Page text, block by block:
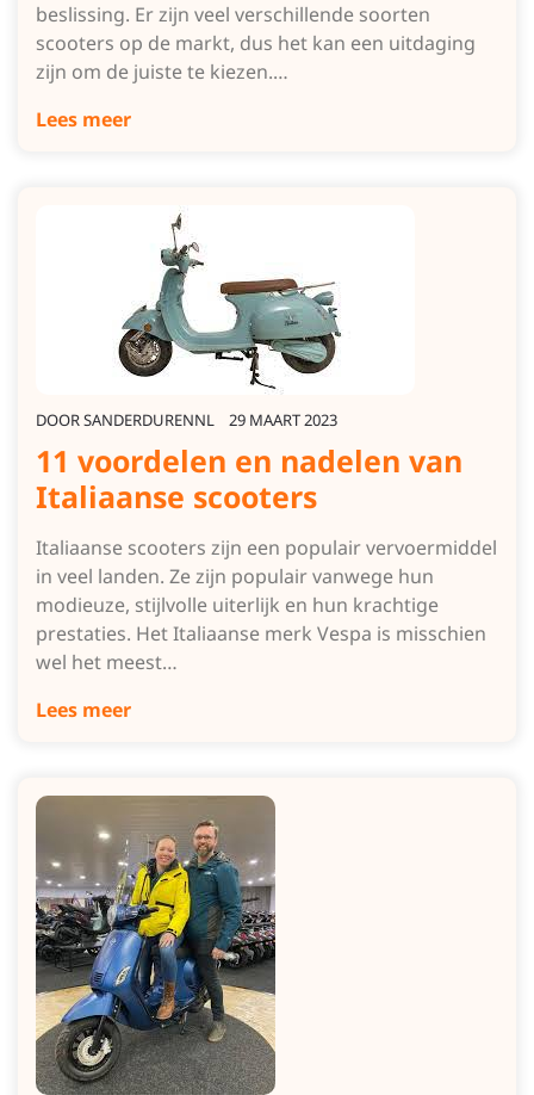
beslissing. Er zijn veel verschillende soorten
scooters op de markt, dus het kan een uitdaging
zijn om de juiste te kiezen.…
Lees meer
DOORSANDERDURENNL 29 MAART 2023
11 voordelen en nadelen van
Italiaanse scooters
Italiaanse scooters zijn een populair vervoermiddel
in veel landen. Ze zijn populair vanwege hun
modieuze, stijlvolle uiterlijk en hun krachtige
prestaties. Het Italiaanse merk Vespa is misschien
wel het meest…
Lees meer